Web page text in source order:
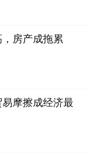
房产成拖累
摩擦成经济最